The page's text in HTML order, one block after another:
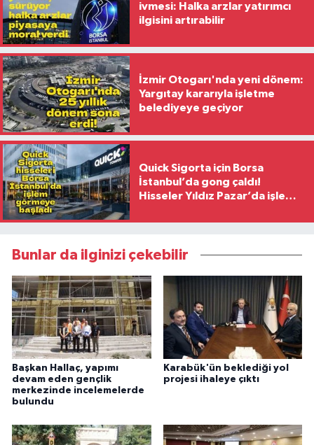
ivmesi: Halka arzlar yatırımcı
ilgisini artırabilir
İzmir Otogarı'nda yeni dönem:
Yargıtay kararıyla işletme
belediyeye geçiyor
Quick Sigorta için Borsa
İstanbul’da gong çaldı!
Hisseler Yıldız Pazar’da işlem
Bunlar da ilginizi çekebilir
Başkan Hallaç, yapımı
devam eden gençlik
merkezinde incelemelerde
bulundu
Karabük'ün beklediği yol
projesi ihaleye çıktı